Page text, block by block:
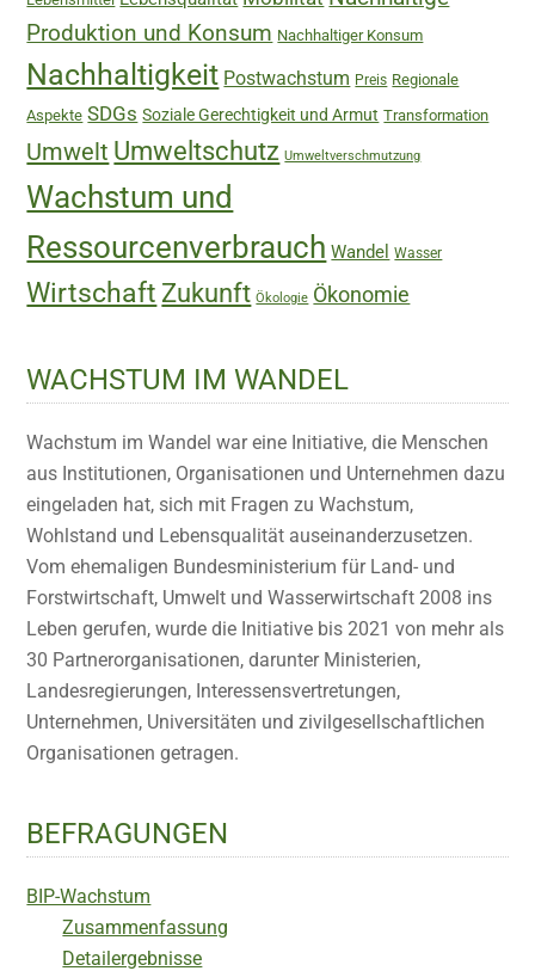
Produktion und Konsum Nachhaltiger Konsum
Nachhaltigkeit Postwachstum Preis Regionale
Aspekte SDGs Soziale Gerechtigkeit und Armut Transformation
Umwelt Umweltschutz Umweltverschmutzung
Wachstum und
Ressourcenverbrauch Wandel Wasser
Wirtschaft Zukunft Ökologie Ökonomie
WACHSTUM IM WANDEL
Wachstum im Wandel war eine Initiative, die Menschen
aus Institutionen, Organisationen und Unternehmen dazu
eingeladen hat, sich mit Fragen zu Wachstum,
Wohlstand und Lebensqualität auseinanderzusetzen.
Vom ehemaligen Bundesministerium für Land- und
Forstwirtschaft, Umwelt und Wasserwirtschaft 2008 ins
Leben gerufen, wurde die Initiative bis 2021 von mehr als
30 Partnerorganisationen, darunter Ministerien,
Landesregierungen, Interessensvertretungen,
Unternehmen, Universitäten und zivilgesellschaftlichen
Organisationen getragen.
BEFRAGUNGEN
BIP-Wachstum
Zusammenfassung
Detailergebnisse